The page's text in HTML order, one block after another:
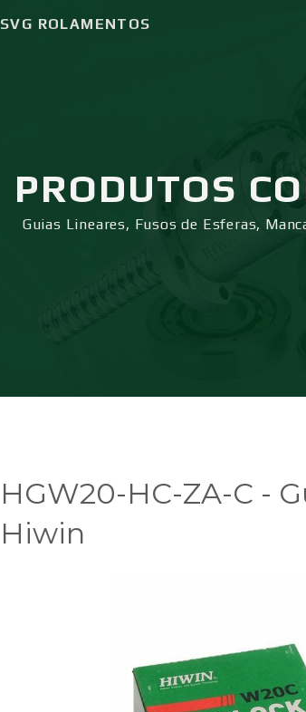
SVG ROLAMENTOS
PRODUTOS
Guias Lineares, Fusos de Esferas,
HGW20-HC-ZA-C -
Hiwin